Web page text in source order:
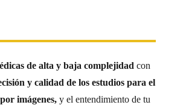
de alta y baja complejidad con
y calidad de los estudios para el
imágenes,y el entendimiento de tu